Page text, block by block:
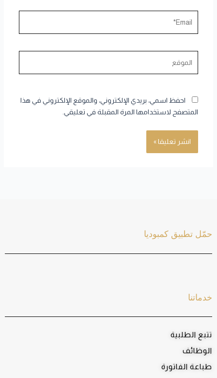
احفظ اسمي، بريدي الإلكتروني، والموقع الإلكتروني في هذا
المتصفح لاستخدامها المرة المقبلة في تعليقي.
خدماتنا
تتبع الطلبية
الوظائف
طباعة الفاتورة
حمّل تطبيق كمبوديا